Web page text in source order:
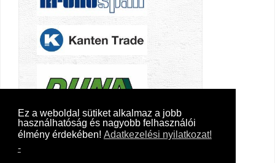
Ez a weboldal sütiket alkalmaz a jobb
használhatóság és nagyobb felhasználói
élmény érdekében! Adatkezelési nyilatkozat!
-